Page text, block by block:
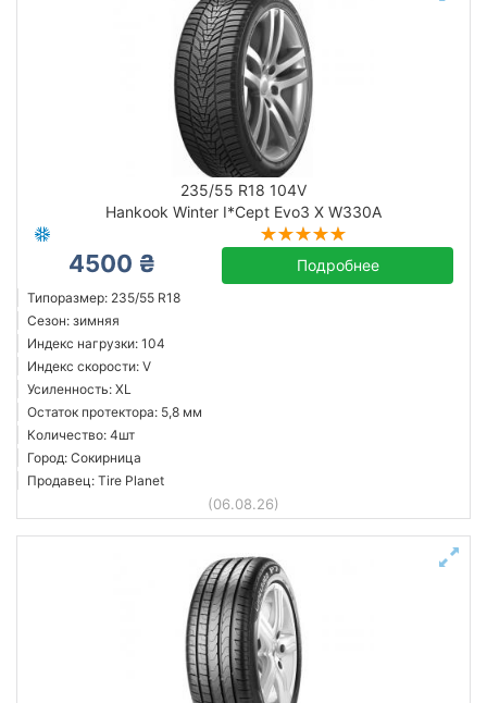
235/55 R18 104V
Hankook Winter I*Cept Evo3 X W330A
4500 ₴ Подробнее
Типоразмер: 235/55 R18
Сезон: зимняя
Индекс нагрузки: 104
Индекс скорости: V
Усиленность: XL
Остаток протектора: 5,8 мм
Количество: 4шт
Город: Сокирница
Продавец: Tire Planet
(06.08.26)